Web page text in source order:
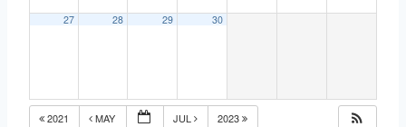
27 28 29 30
2021 MAY JUL 2023